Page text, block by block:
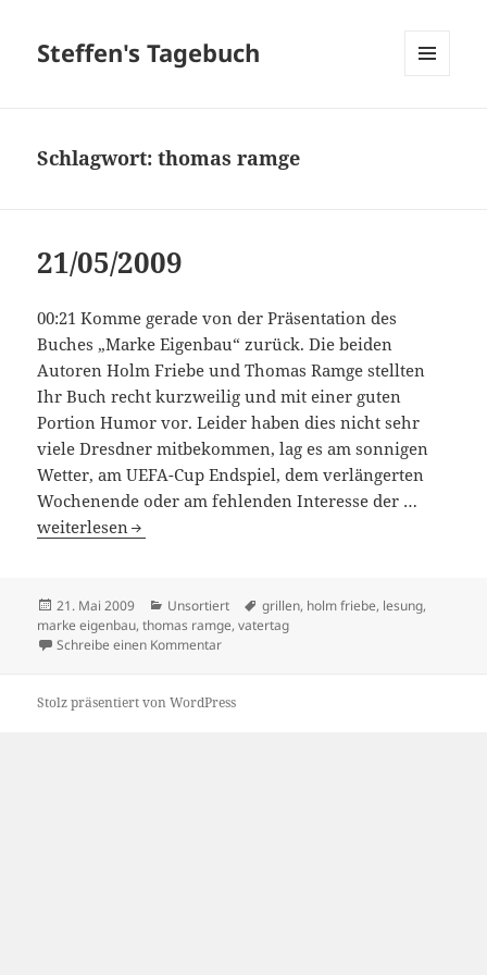
Steffen's Tagebuch
Schlagwort:thomas ramge
21/05/2009
00:21 Komme gerade von der Präsentation des
Buches „Marke Eigenbau“ zurück. Die beiden
Autoren Holm Friebe und Thomas Ramge stellten
Ihr Buch recht kurzweilig und mit einer guten
Portion Humor vor. Leider haben dies nicht sehr
viele Dresdner mitbekommen, lag es am sonnigen
Wetter, am UEFA-Cup Endspiel, dem verlängerten
Wochenende oder am fehlenden Interesse der …
21/05/2009
weiterlesen
Veröffentlicht
am
21. Mai 2009 Kategorien
Unsortiert Schlagwörter
grillen, holm friebe, lesung,
marke eigenbau,thomas ramge,vatertag
Schreibe einen Kommentarzu 21/05/2009
Stolz präsentiert von WordPress